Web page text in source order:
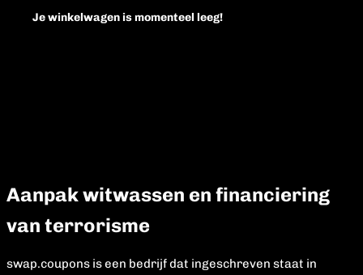
Je winkelwagen is momenteel leeg!
Aanpak witwassen en financiering
van terrorisme
swap.coupons is een bedrijf dat ingeschreven staat in